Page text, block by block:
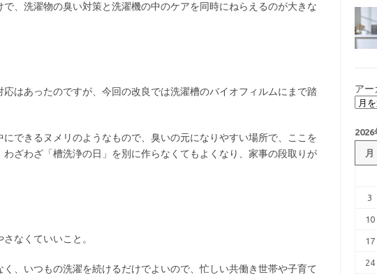
、洗濯物の臭い対策と洗濯機の中のケアを同時にねらえるのが大きな
応はあったのですが、今回の改良では洗濯槽のバイオフィルムにまで踏
できるヌメリのようなもので、臭いの元になりやすい場所で、ここを
わざわざ「槽洗浄の日」を別に作らなくてもよくなり、家事の段取りが
なくていいこと。
、いつもの洗濯を続けるだけでよいので、忙しい共働き世帯や子育て
アー
2026
月
3
10
17
24